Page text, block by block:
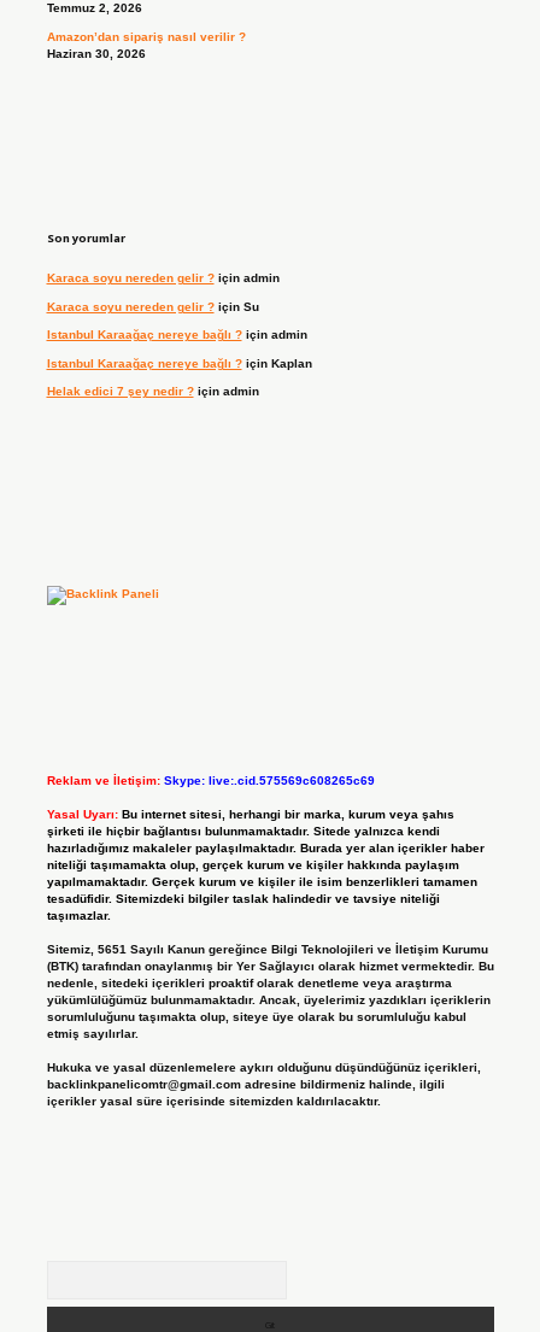
Temmuz 2, 2026
Amazon’dan sipariş nasıl verilir ?
Haziran 30, 2026
Son yorumlar
Karaca soyu nereden gelir ?için admin
Karaca soyu nereden gelir ?için Su
Istanbul Karaağaç nereye bağlı ?için admin
Istanbul Karaağaç nereye bağlı ?için Kaplan
Helak edici 7 şey nedir ?için admin
Reklam ve İletişim: Skype: live:.cid.575569c608265c69
Yasal Uyarı: Bu internet sitesi, herhangi bir marka, kurum veya şahıs
şirketi ile hiçbir bağlantısı bulunmamaktadır. Sitede yalnızca kendi
hazırladığımız makaleler paylaşılmaktadır. Burada yer alan içerikler haber
niteliği taşımamakta olup, gerçek kurum ve kişiler hakkında paylaşım
yapılmamaktadır. Gerçek kurum ve kişiler ile isim benzerlikleri tamamen
tesadüfidir. Sitemizdeki bilgiler taslak halindedir ve tavsiye niteliği
taşımazlar.
Sitemiz, 5651 Sayılı Kanun gereğince Bilgi Teknolojileri ve İletişim Kurumu
(BTK) tarafından onaylanmış bir Yer Sağlayıcı olarak hizmet vermektedir. Bu
nedenle, sitedeki içerikleri proaktif olarak denetleme veya araştırma
yükümlülüğümüz bulunmamaktadır. Ancak, üyelerimiz yazdıkları içeriklerin
sorumluluğunu taşımakta olup, siteye üye olarak bu sorumluluğu kabul
etmiş sayılırlar.
Hukuka ve yasal düzenlemelere aykırı olduğunu düşündüğünüz içerikleri,
backlinkpanelicomtr@gmail.comadresine bildirmeniz halinde, ilgili
içerikler yasal süre içerisinde sitemizden kaldırılacaktır.